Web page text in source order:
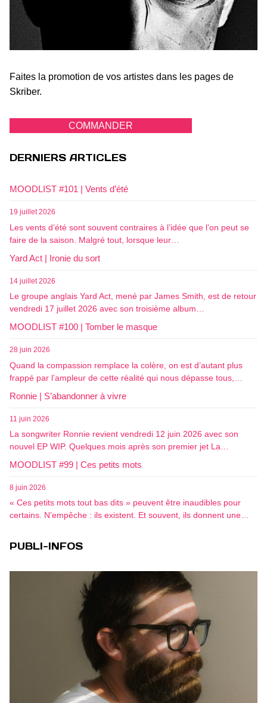
Faites la promotion de vos artistes dans les pages de
Skriber.
COMMANDER
DERNIERS ARTICLES
MOODLIST #101 | Vents d’été
19 juillet 2026
Les vents d’été sont souvent contraires à l’idée que l’on peut se
faire de la saison. Malgré tout, lorsque leur…
Yard Act | Ironie du sort
14 juillet 2026
Le groupe anglais Yard Act, mené par James Smith, est de retour
vendredi 17 juillet 2026 avec son troisième album…
MOODLIST #100 | Tomber le masque
28 juin 2026
Quand la compassion remplace la colère, on est d’autant plus
frappé par l’ampleur de cette réalité qui nous dépasse tous,…
Ronnie | S’abandonner à vivre
11 juin 2026
La songwriter Ronnie revient vendredi 12 juin 2026 avec son
nouvel EP WIP. Quelques mois après son premier jet La…
MOODLIST #99 | Ces petits mots
8 juin 2026
« Ces petits mots tout bas dits » peuvent être inaudibles pour
certains. N’empêche : ils existent. Et souvent, ils donnent une…
PUBLI-INFOS